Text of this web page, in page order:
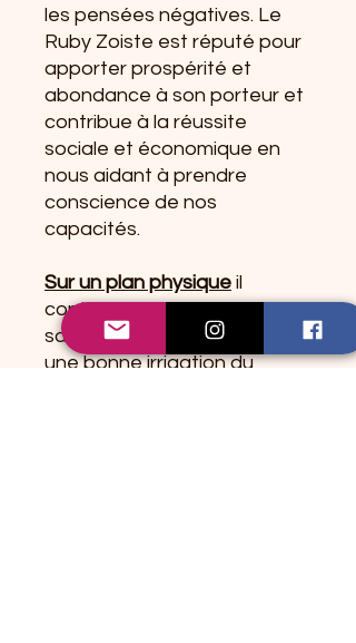
les pensées négatives. Le
Ruby Zoiste est réputé pour
apporter prospérité et
abondance à son porteur et
contribue à la réussite
sociale et économique en
nous aidant à prendre
conscience de nos
capacités.
Sur un plan physique il
contribue à une circulation
sanguine harmonieuse et
une bonne irrigation du